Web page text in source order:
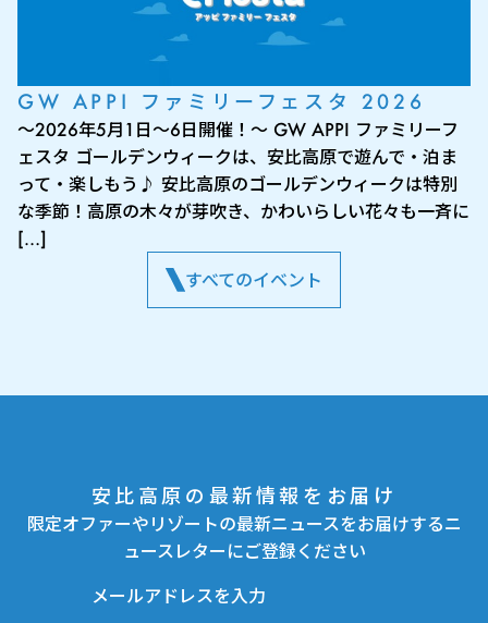
GW APPI ファミリーフェスタ 2026
～2026年5月1日～6日開催！～ GW APPI ファミリーフ
ェスタ ゴールデンウィークは、安比高原で遊んで・泊ま
って・楽しもう♪ 安比高原のゴールデンウィークは特別
な季節！高原の木々が芽吹き、かわいらしい花々も一斉に
[…]
すべてのイベント
安比高原の最新情報をお届け
限定オファーやリゾートの最新ニュースをお届けするニ
ュースレターにご登録ください